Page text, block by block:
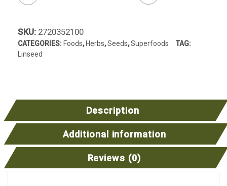
SKU: 2720352100
CATEGORIES: Foods, Herbs,Seeds,Superfoods
TAG:
Linseed
Description
Additional information
Reviews (0)